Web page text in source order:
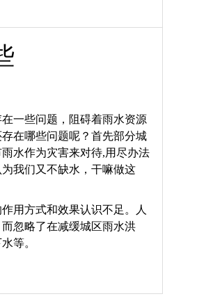
一些问题，阻碍着雨水资源
在哪些问题呢？首先部分城
水作为灾害来对待,用尽办法
我们又不缺水，干嘛做这
用方式和效果认识不足。人
忽略了在减缓城区雨水洪
等。